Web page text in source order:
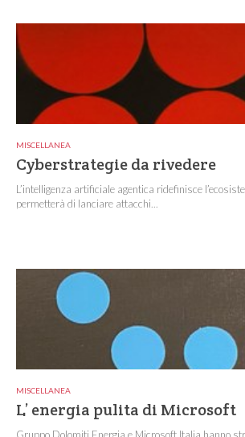
MISCELLANEA
Cyberstrategie da rivedere
L’intelligenza artificiale agentica ridefinisce
permetterà di lanciare attacchi...
MISCELLANEA
L’ energia pulita di Microsoft